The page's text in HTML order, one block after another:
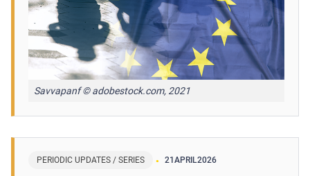
Savvapanf © adobestock.com, 2021
PERIODIC UPDATES / SERIES 21APRIL2026